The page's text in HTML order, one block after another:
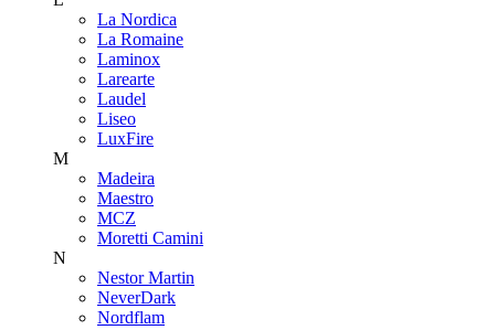
La Nordica
La Romaine
Laminox
Larearte
Laudel
Liseo
LuxFire
M
Madeira
Maestro
MCZ
Moretti Camini
N
Nestor Martin
NeverDark
Nordflam